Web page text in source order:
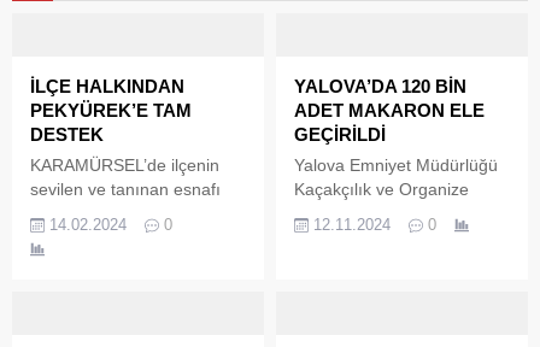
İLÇE HALKINDAN
PEKYÜREK’E TAM
DESTEK
KARAMÜRSEL’de ilçenin
sevilen ve tanınan esnafı
Cumhuriyet Halk
Partisinden tekrar Belediye
14.02.2024 0
YALOVA’DA 120 BİN
ADET MAKARON ELE
GEÇİRİLDİ
Yalova Emniyet Müdürlüğü
Kaçakçılık ve Organize
Müdürlüğü ekipleri suçlulara
12.11.2024 0